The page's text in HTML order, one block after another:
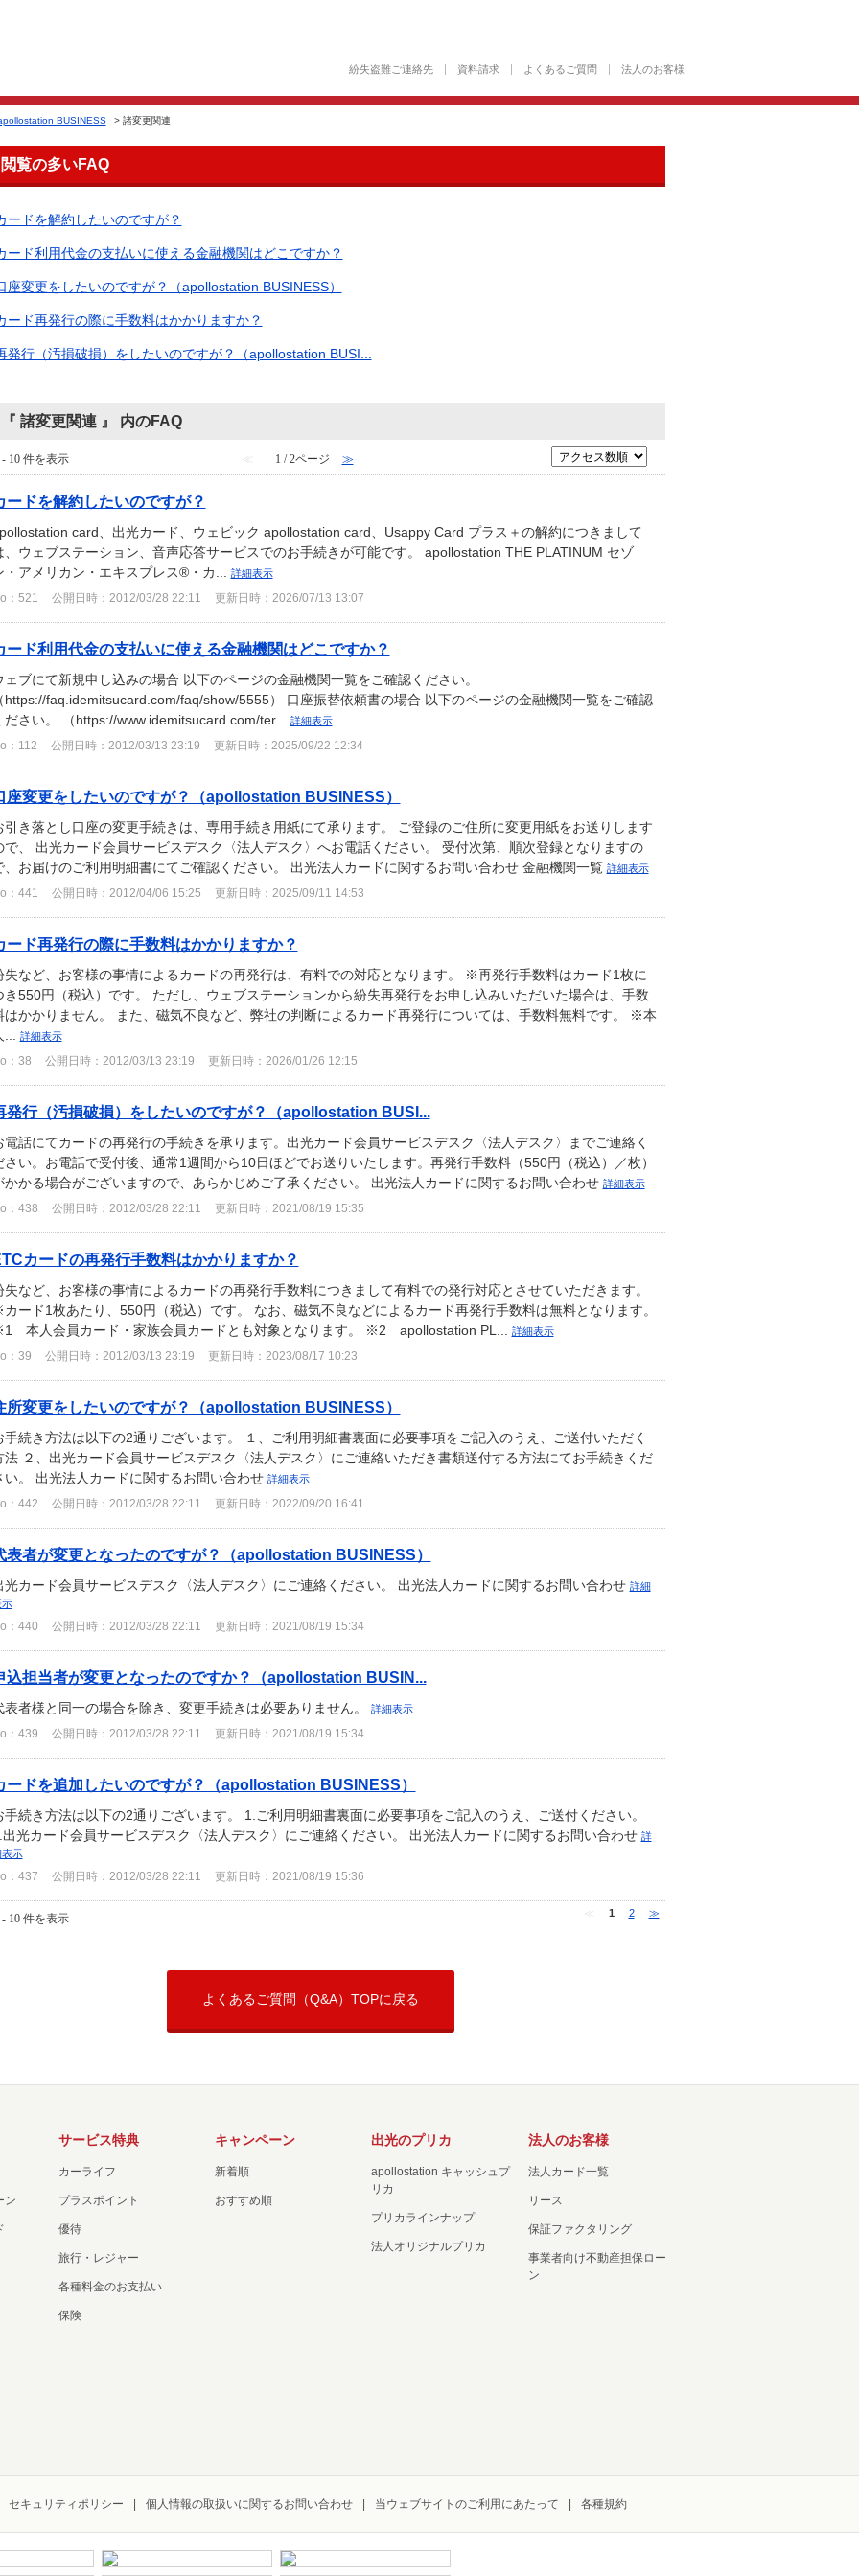
紛失盗難ご連絡先 資料請求 よくあるご質問 法人のお客様
BUSINESS > 諸変更関連
閲覧の多いFAQ
ードを解約したいのですが？
ード利用代金の支払いに使える金融機関はどこですか？
座変更をしたいのですが？（apollostation BUSINESS）
ード再発行の際に手数料はかかりますか？
発行（汚損破損）をしたいのですが？（apollostation BUSI...
『 諸変更関連 』 内のFAQ
- 10 件を表示 ≪ 1 / 2ページ ≫
ードを解約したいのですが？
card、出光カード、ウェビック apollostation card、Usappy Card プラス＋の解約につきまして
、ウェブステーション、音声応答サービスでのお手続きが可能です。 apollostation THE PLATINUM セゾ
・アメリカン・エキスプレス®・カ...
詳細表示
：521 公開日時：2012/03/28 22:11 更新日時：2026/07/13 13:07
ード利用代金の支払いに使える金融機関はどこですか？
ェブにて新規申し込みの場合 以下のページの金融機関一覧をご確認ください。
https://faq.idemitsucard.com/faq/show/5555） 口座振替依頼書の場合 以下のページの金融機関一覧をご確認
ださい。 （https://www.idemitsucard.com/ter...
詳細表示
：112 公開日時：2012/03/13 23:19 更新日時：2025/09/22 12:34
座変更をしたいのですが？（apollostation BUSINESS）
引き落とし口座の変更手続きは、専用手続き用紙にて承ります。 ご登録のご住所に変更用紙をお送りします
で、 出光カード会員サービスデスク〈法人デスク〉へお電話ください。 受付次第、順次登録となりますの
、お届けのご利用明細書にてご確認ください。 出光法人カードに関するお問い合わせ 金融機関一覧 詳細表示
：441 公開日時：2012/04/06 15:25 更新日時：2025/09/11 14:53
ード再発行の際に手数料はかかりますか？
失など、お客様の事情によるカードの再発行は、有料での対応となります。 ※再発行手数料はカード1枚に
き550円（税込）です。 ただし、ウェブステーションから紛失再発行をお申し込みいただいた場合は、手数
はかかりません。 また、磁気不良など、弊社の判断によるカード再発行については、手数料無料です。 ※本
...
詳細表示
：38 公開日時：2012/03/13 23:19 更新日時：2026/01/26 12:15
発行（汚損破損）をしたいのですが？（apollostation BUSI...
電話にてカードの再発行の手続きを承ります。出光カード会員サービスデスク〈法人デスク〉までご連絡く
さい。お電話で受付後、通常1週間から10日ほどでお送りいたします。再発行手数料（550円（税込）／枚）
かかる場合がございますので、あらかじめご了承ください。 出光法人カードに関するお問い合わせ 詳細表示
：438 公開日時：2012/03/28 22:11 更新日時：2021/08/19 15:35
カードの再発行手数料はかかりますか？
失など、お客様の事情によるカードの再発行手数料につきまして有料での発行対応とさせていただきます。
ード1枚あたり、550円（税込）です。 なお、磁気不良などによるカード再発行手数料は無料となります。
本人会員カード・家族会員カードとも対象となります。 ※2 apollostation PL...
詳細表示
：39 公開日時：2012/03/13 23:19 更新日時：2023/08/17 10:23
所変更をしたいのですが？（apollostation BUSINESS）
手続き方法は以下の2通りございます。 １、ご利用明細書裏面に必要事項をご記入のうえ、ご送付いただく
法 ２、出光カード会員サービスデスク〈法人デスク〉にご連絡いただき書類送付する方法にてお手続きくだ
い。 出光法人カードに関するお問い合わせ 詳細表示
：442 公開日時：2012/03/28 22:11 更新日時：2022/09/20 16:41
表者が変更となったのですが？（apollostation BUSINESS）
光カード会員サービスデスク〈法人デスク〉にご連絡ください。 出光法人カードに関するお問い合わせ 詳細
示
：440 公開日時：2012/03/28 22:11 更新日時：2021/08/19 15:34
込担当者が変更となったのですか？（apollostation BUSIN...
表者様と同一の場合を除き、変更手続きは必要ありません。 詳細表示
：439 公開日時：2012/03/28 22:11 更新日時：2021/08/19 15:34
ードを追加したいのですが？（apollostation BUSINESS）
手続き方法は以下の2通りございます。 1.ご利用明細書裏面に必要事項をご記入のうえ、ご送付ください。
出光カード会員サービスデスク〈法人デスク〉にご連絡ください。 出光法人カードに関するお問い合わせ 詳
表示
：437 公開日時：2012/03/28 22:11 更新日時：2021/08/19 15:36
- 10 件を表示 1 2 ≫
よくあるご質問（Q&A）TOPに戻る
ン
サービス特典
カーライフ
プラスポイント
優待
旅行・レジャー
各種料金のお支払い
保険
キャンペーン
新着順
おすすめ順
出光のプリカ
apollostation キャッシュプ
リカ
プリカラインナップ
法人オリジナルプリカ
法人のお客様
法人カード一覧
リース
保証ファクタリング
事業者向け不動産担保ロー
ン
セキュリティポリシー 個人情報の取扱いに関するお問い合わせ 当ウェブサイトのご利用にあたって 各種規約